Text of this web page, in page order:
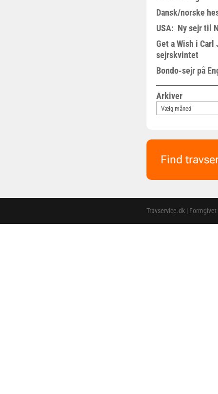
Dansk/norske
USA: Ny sejr til
Get a Wish i Carl
sejrskvintet
Bondo-sejr på
Arkiver
Find
Travservice.dk |